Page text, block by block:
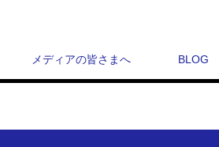
メディアの皆さまへ BLOG